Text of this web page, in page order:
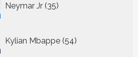
Neymar Jr 35
producten
Kylian Mbappe 54
producten